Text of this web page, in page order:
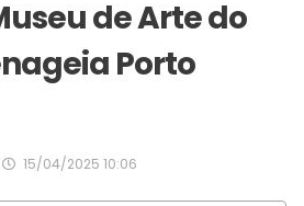
de Arte do
Porto
15/04/2025 10:06